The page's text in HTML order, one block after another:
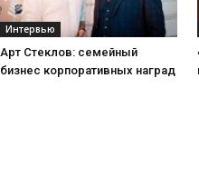
Интервью
Арт Стеклов: семейный
бизнес корпоративных наград